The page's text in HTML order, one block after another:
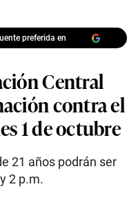
preferida en
Central
contra el
1 de octubre
21 años podrán ser
2 p.m.